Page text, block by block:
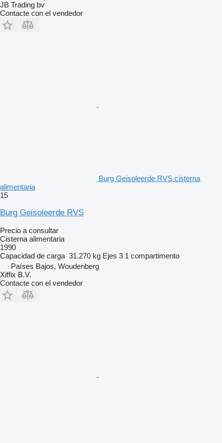
JB Trading bv
Contacte con el vendedor
Burg Geisoleerde RVS cisterna
alimentaria
15
Burg Geisoleerde RVS
Precio a consultar
Cisterna alimentaria
1990
Capacidad de carga 31.270 kg Ejes 3 1 compartimento
Países Bajos, Woudenberg
Xiffix B.V.
Contacte con el vendedor